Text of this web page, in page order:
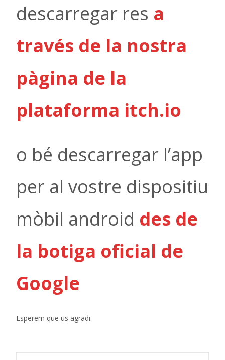
descarregar res a
través de la nostra
pàgina de la
plataforma itch.io
o bé descarregar l’app
per al vostre dispositiu
mòbil android des de
la botiga oficial de
Google
Esperem que us agradi.